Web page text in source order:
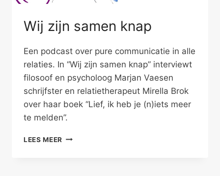
Wij zijn samen knap
Een podcast over pure communicatie in alle
relaties. In “Wij zijn samen knap” interviewt
filosoof en psycholoog Marjan Vaesen
schrijfster en relatietherapeut Mirella Brok
over haar boek “Lief, ik heb je (n)iets meer
te melden”.
LEES MEER WIJ